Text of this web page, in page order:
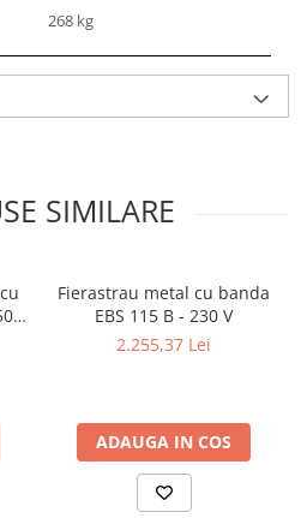
268 kg
SIMILARE
Fierastrau metal cu banda
EBS 115 B - 230 V
2.255,37 Lei
ADAUGA IN COS